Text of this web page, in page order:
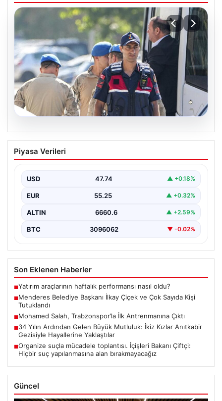
Menderes Belediye Başkanı İlkay Çiçek
ve Çok Sayıda Kişi Tutuklandı
soruşturma kapsamında, Belediye Başkanı İlkay Çiçek
ve…
Piyasa Verileri
USD 47.74 ▲ +0.18%
EUR 55.25 ▲ +0.32%
ALTIN 6660.6 ▲ +2.59%
BTC 3096062 ▼ -0.02%
Son Eklenen Haberler
■Yatırım araçlarının haftalık performansı nasıl oldu?
■Menderes Belediye Başkanı İlkay Çiçek ve Çok Sayıda Kişi
Tutuklandı
■Mohamed Salah, Trabzonspor’la İlk Antrenmanına Çıktı
■34 Yılın Ardından Gelen Büyük Mutluluk: İkiz Kızlar Anıtkabir
Gezisiyle Hayallerine Yaklaştılar
■Organize suçla mücadele toplantısı. İçişleri Bakanı Çiftçi:
Hiçbir suç yapılanmasına alan bırakmayacağız
Güncel